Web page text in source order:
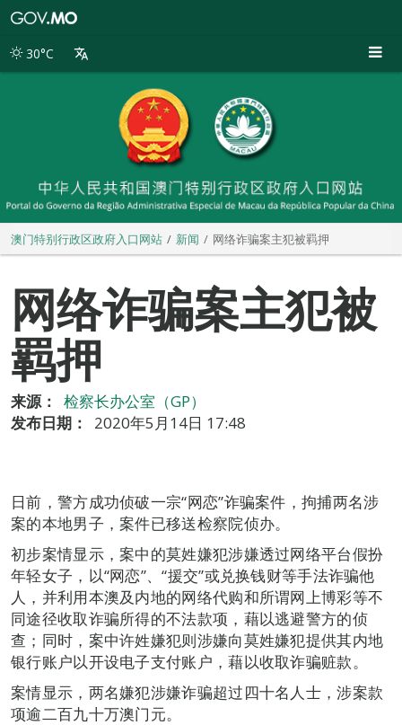
别
30°C
澳门特别行政区政府入口网站 新闻 网络诈骗案主犯被羁押
网络诈骗案主犯被
羁押
来源：
检察长办公室（GP）
发布日期：
2020年5月14日 17:48
日前，警方成功侦破一宗“网恋”诈骗案件，拘捕两名涉
案的本地男子，案件已移送检察院侦办。
初步案情显示，案中的莫姓嫌犯涉嫌透过网络平台假扮
年轻女子，以“网恋”、“援交”或兑换钱财等手法诈骗他
人，并利用本澳及内地的网络代购和所谓网上博彩等不
同途径收取诈骗所得的不法款项，藉以逃避警方的侦
查；同时，案中许姓嫌犯则涉嫌向莫姓嫌犯提供其内地
银行账户以开设电子支付账户，藉以收取诈骗赃款。
案情显示，两名嫌犯涉嫌诈骗超过四十名人士，涉案款
项逾二百九十万澳门元。